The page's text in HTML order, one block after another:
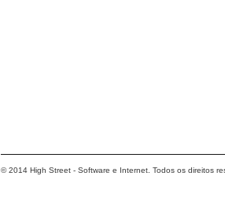
© 2014 High Street - Software e Internet. Todos os direitos